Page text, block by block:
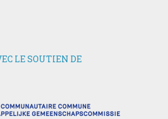
LE SOUTIEN DE